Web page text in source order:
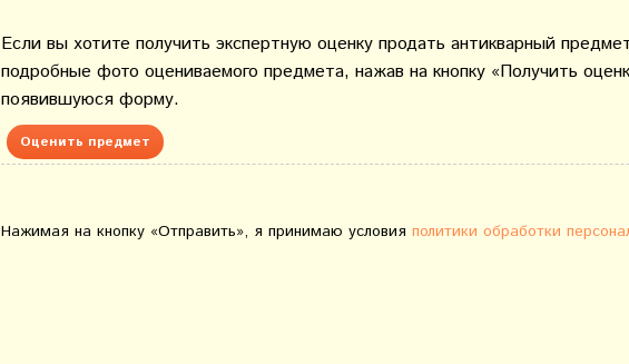
Если вы хотите получить экспертную оценку продать антикварный
подробные фото оцениваемого предмета, нажав на кнопку «Получить
появившуюся форму.
Оценить предмет
Нажимая на кнопку «Отправить», я принимаю условия политики обработки